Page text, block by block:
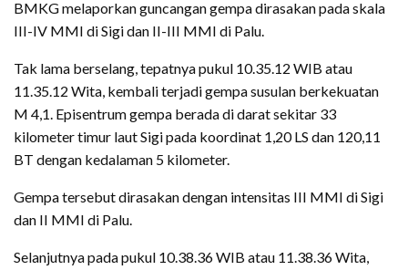
BMKG melaporkan guncangan gempa dirasakan pada skala
III-IV MMI di Sigi dan II-III MMI di Palu.
Tak lama berselang, tepatnya pukul 10.35.12 WIB atau
11.35.12 Wita, kembali terjadi gempa susulan berkekuatan
M 4,1. Episentrum gempa berada di darat sekitar 33
kilometer timur laut Sigi pada koordinat 1,20 LS dan 120,11
BT dengan kedalaman 5 kilometer.
Gempa tersebut dirasakan dengan intensitas III MMI di Sigi
dan II MMI di Palu.
Selanjutnya pada pukul 10.38.36 WIB atau 11.38.36 Wita,